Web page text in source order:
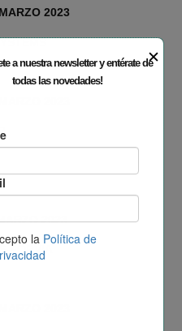
2023
2023
FORVIA
✕
a nuestra newsletter y entérate de
todas las novedades!